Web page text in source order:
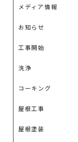
メディア情報
お知らせ
工事開始
洗浄
コーキング
屋根工事
屋根塗装